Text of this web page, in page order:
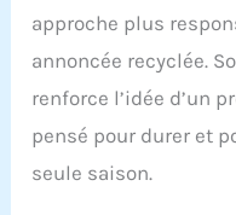
approche plus
annoncée recyclée.
renforce l’idée d’un
pensé pour durer et
seule saison.